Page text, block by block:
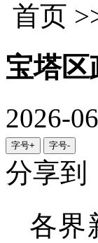
首页
宝塔区
2026-
字号+ 字号-
分享到
各界